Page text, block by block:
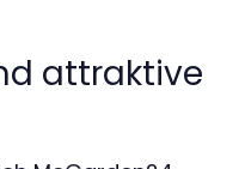
attraktive